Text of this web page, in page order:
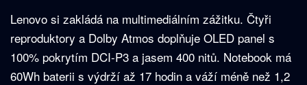
Lenovo si zakládá na multimediálním zážitku. Čtyři
reproduktory a Dolby Atmos doplňuje OLED panel s
100% pokrytím DCI-P3 a jasem 400 nitů. Notebook má
60Wh baterii s výdrží až 17 hodin a váží méně než 1,2